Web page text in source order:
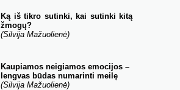
Ką iš tikro sutinki, kai sutinki kitą
žmogų?
(Silvija Mažuolienė)
Kaupiamos neigiamos emocijos –
lengvas būdas numarinti meilę
(Silvija Mažuolienė)